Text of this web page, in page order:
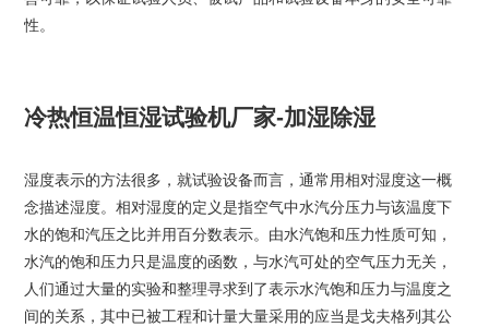
性。
冷热恒温恒湿试验机厂家-加湿除湿
湿度表示的方法很多，就试验设备而言，通常用相对湿度这一概
念描述湿度。相对湿度的定义是指空气中水汽分压力与该温度下
水的饱和汽压之比并用百分数表示。由水汽饱和压力性质可知，
水汽的饱和压力只是温度的函数，与水汽可处的空气压力无关，
人们通过大量的实验和整理寻求到了表示水汽饱和压力与温度之
间的关系，其中已被工程和计量大量采用的应当是戈夫格列其公